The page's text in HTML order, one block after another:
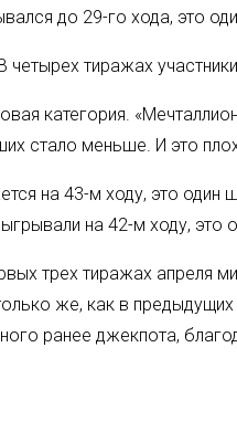
до 29-го хода, это
тиражах
категория.
стало меньше. И это
на 43-м ходу, это один
на 42-м ходу, это
трех тиражах апреля
же, как в
ранее джекпота,